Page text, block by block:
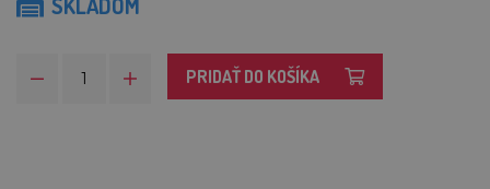
SKLADOM
PRIDAŤ DO KOŠÍKA